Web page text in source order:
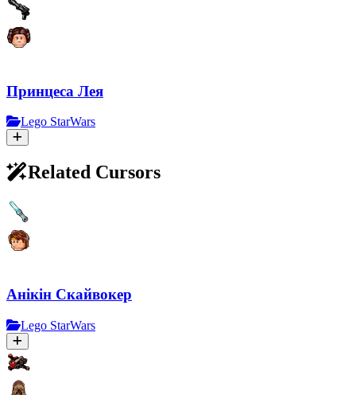
Принцеса Лея
Lego StarWars
Related Cursors
Анікін Скайвокер
Lego StarWars